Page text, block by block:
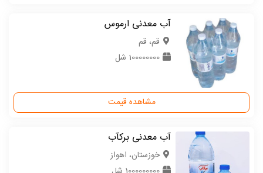
آب معدنی ارموس
قم، قم
100000000 شل
مشاهده قیمت
آب معدنی برکآب
خوزستان، اهواز